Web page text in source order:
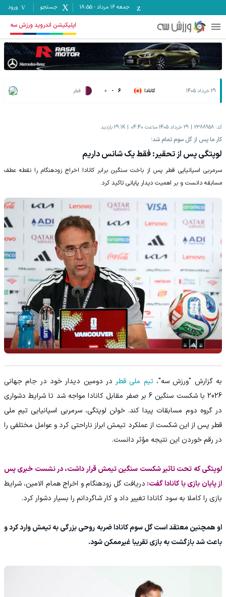
جمعه ۱۶ مرداد -
18:55 جستجو ورود
اپلیکیشن اندروید ورزش سه
29 خرداد 1405 کانادا 6
-
0 قطر
کد: 2388958 29 خرداد 1405 ساعت 04:40 29.1K بازدید
کار ما پس از گل سوم تمام شد؛
لوپتگی پس از تحقیر: فقط یک شانس داریم
سرمربی اسپانیایی قطر پس از باخت سنگین برابر کانادا اخراج زودهنگام را نقطه عطف
مسابقه دانست و بر اهمیت دیدار پایانی تاکید کرد.
به گزارش "ورزش سه"،تیم ملی قطر در دومین دیدار خود در جام جهانی
2026 با شکست سنگین 6 بر صفر مقابل کانادا مواجه شد تا شرایط دشواری
در گروه دوم مسابقات پیدا کند. خولن لوپتگی، سرمربی اسپانیایی تیم ملی
قطر پس از این شکست از عملکرد تیمش ابراز ناراحتی کرد و عوامل مختلفی را
در رقم خوردن این نتیجه مؤثر دانست.
لوپتگی که تحت تاثیر شکست سنگین تیمش قرار داشت، در نشست خبری پس
از پایان بازی با کانادا گفت: دریافت گل زودهنگام و اخراج همام الامین، شرایط
بازی را کاملا به سود کانادا تغییر داد و کار شاگردانم را بسیار دشوار کرد.
او همچنین معتقد است گل سوم کانادا ضربه روحی بزرگی به تیمش وارد کرد و
باعث شد بازگشت به بازی تقریبا غیرممکن شود.